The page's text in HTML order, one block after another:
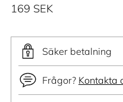
169 SEK
Säker betalning
Frågor? Kontakta